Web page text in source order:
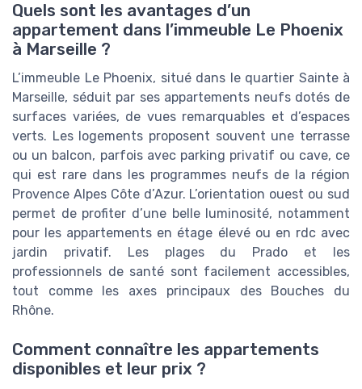
Quels sont les avantages d’un
appartement dans l’immeuble Le Phoenix
à Marseille ?
L’immeuble Le Phoenix, situé dans le quartier Sainte à
Marseille, séduit par ses appartements neufs dotés de
surfaces variées, de vues remarquables et d’espaces
verts. Les logements proposent souvent une terrasse
ou un balcon, parfois avec parking privatif ou cave, ce
qui est rare dans les programmes neufs de la région
Provence Alpes Côte d’Azur. L’orientation ouest ou sud
permet de profiter d’une belle luminosité, notamment
pour les appartements en étage élevé ou en rdc avec
jardin privatif. Les plages du Prado et les
professionnels de santé sont facilement accessibles,
tout comme les axes principaux des Bouches du
Rhône.
Comment connaître les appartements
disponibles et leur prix ?